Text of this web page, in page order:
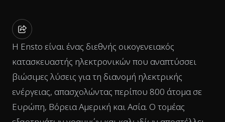
Η Ensto είναι ένας διεθνής οικογενειακός
κατασκευαστής ηλεκτρονικών που αναπτύσσει
βιώσιμες λύσεις για τη διανομή ηλεκτρικής
ενέργειας, απασχολώντας περίπου 800 άτομα σε
Ευρώπη, Βόρεια Αμερική και Ασία. Ο τομέας